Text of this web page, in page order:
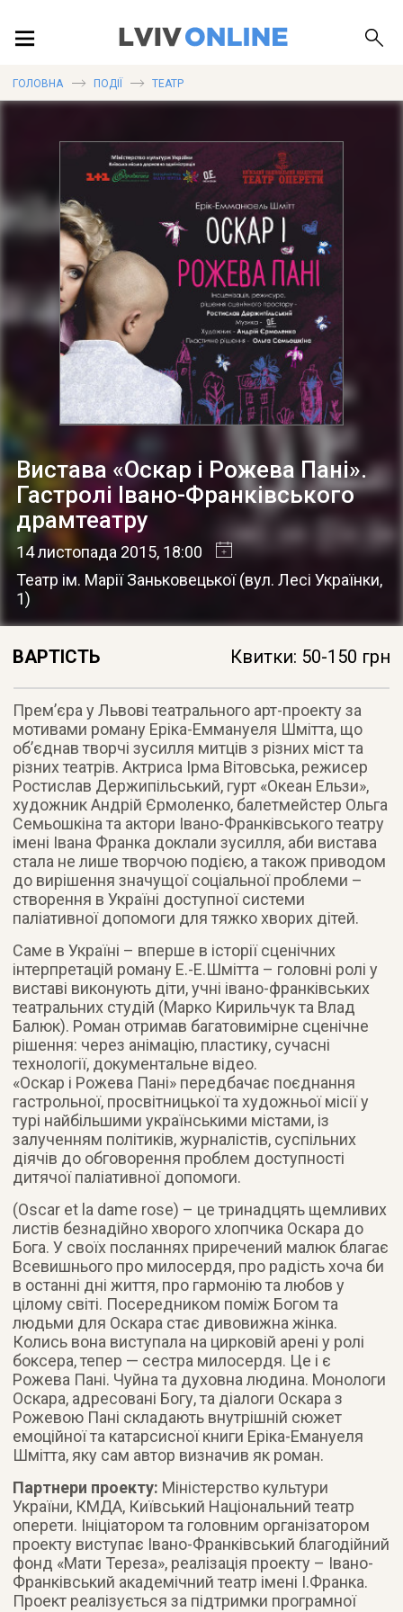
ПУБЛІКАЦІЇ
ДОВІДКА
ГОЛОВНА ПОДІЇ ТЕАТР
Вистава «Оскар і Рожева Пані».
Гастролі Івано-Франківського
драмтеатру
14 листопада 2015, 18:00
Театр ім. Марії Заньковецької (вул. Лесі Українки,
1)
ВАРТІСТЬ Квитки: 50-150 грн
Прем’єра у Львові театрального арт-проекту за
мотивами роману Еріка-Еммануеля Шмітта, що
об’єднав творчі зусилля митців з різних міст та
різних театрів. Актриса Ірма Вітовська, режисер
Ростислав Держипільський, гурт «Океан Ельзи»,
художник Андрій Єрмоленко, балетмейстер Ольга
Семьошкіна та актори Івано-Франківського театру
імені Івана Франка доклали зусилля, аби вистава
стала не лише творчою подією, а також приводом
до вирішення значущої соціальної проблеми –
створення в Україні доступної системи
паліативної допомоги для тяжко хворих дітей.
Саме в Україні – вперше в історії сценічних
інтерпретацій роману Е.-Е.Шмітта – головні ролі у
виставі виконують діти, учні івано-франківських
театральних студій (Марко Кирильчук та Влад
Балюк). Роман отримав багатовимірне сценічне
рішення: через анімацію, пластику, сучасні
технології, документальне відео.
«Оскар і Рожева Пані» передбачає поєднання
гастрольної, просвітницької та художньої місії у
турі найбільшими українськими містами, із
залученням політиків, журналістів, суспільних
діячів до обговорення проблем доступності
дитячої паліативної допомоги.
(Oscar et la dame rose) – це тринадцять щемливих
листів безнадійно хворого хлопчика Оскара до
Бога. У своїх посланнях приречений малюк благає
Всевишнього про милосердя, про радість хоча би
в останні дні життя, про гармонію та любов у
цілому світі. Посередником поміж Богом та
людьми для Оскара стає дивовижна жінка.
Колись вона виступала на цирковій арені у ролі
боксера, тепер — сестра милосердя. Це і є
Рожева Пані. Чуйна та духовна людина. Монологи
Оскара, адресовані Богу, та діалоги Оскара з
Рожевою Пані складають внутрішній сюжет
емоційної та катарсисної книги Еріка-Емануеля
Шмітта, яку сам автор визначив як роман.
Партнери проекту: Міністерство культури
України, КМДА, Київський Національний театр
оперети. Ініціатором та головним організатором
проекту виступає Івано-Франківський благодійний
фонд «Мати Тереза», реалізація проекту – Івано-
Франківський академічний театр імені І.Франка.
Проект реалізується за підтримки програмної